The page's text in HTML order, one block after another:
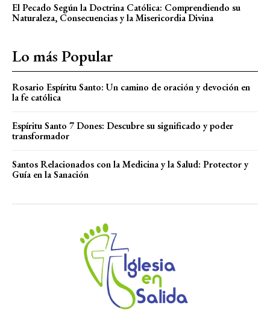
El Pecado Según la Doctrina Católica: Comprendiendo su
Naturaleza, Consecuencias y la Misericordia Divina
Lo más Popular
Rosario Espíritu Santo: Un camino de oración y devoción en
la fe católica
Espíritu Santo 7 Dones: Descubre su significado y poder
transformador
Santos Relacionados con la Medicina y la Salud: Protector y
Guía en la Sanación